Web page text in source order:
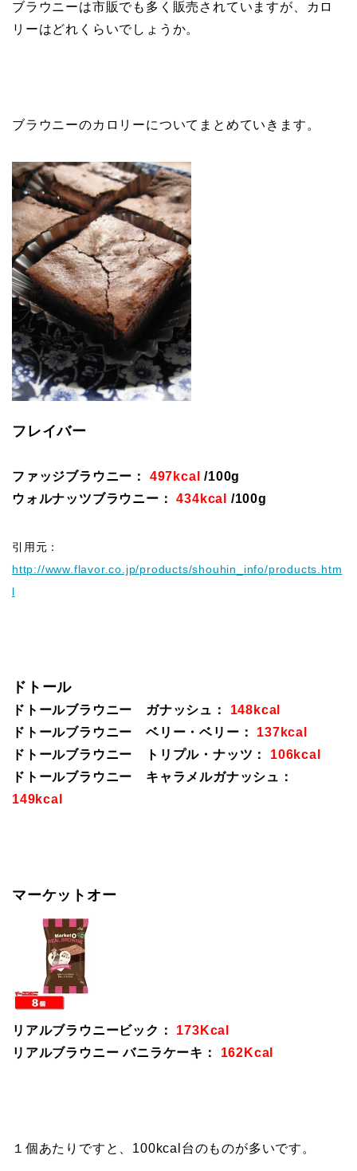
ブラウニーは市販でも多く販売されていますが、カロ
リーはどれくらいでしょうか。
ブラウニーのカロリーについてまとめていきます。
フレイバー
ファッジブラウニー： 497kcal /100g
ウォルナッツブラウニー：
434kcal /100g
引用元：
http://www.flavor.co.jp/products/shouhin_info/products.htm
l
ドトール
ドトールブラウニー ガナッシュ：
148kcal
ドトールブラウニー ベリー・ベリー：
137kcal
ドトールブラウニー トリプル・ナッツ：
106kcal
ドトールブラウニー キャラメルガナッシュ：
149kcal
マーケットオー
リアルブラウニービック：
173Kcal
リアルブラウニー バニラケーキ：
162Kcal
１個あたりですと、100kcal台のものが多いです。